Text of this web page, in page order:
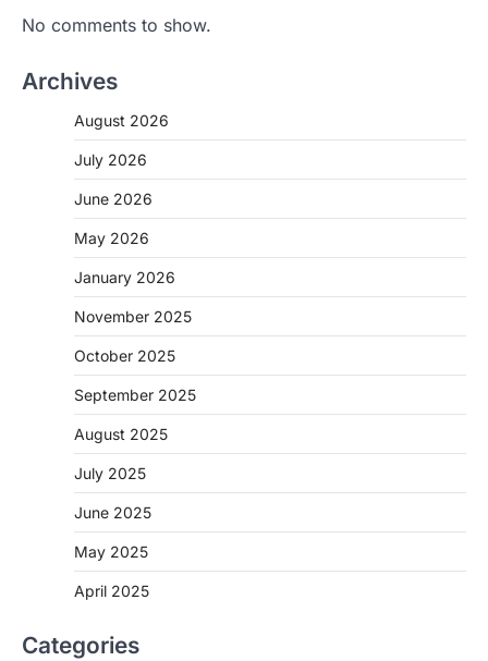
No comments to show.
Archives
August 2026
July 2026
June 2026
May 2026
January 2026
November 2025
October 2025
September 2025
August 2025
July 2025
June 2025
May 2025
April 2025
Categories
जाएगी एल्बेंडाजोल
रायपुर। राष्ट्रीय कृमि मुक्ति दिवस भारत सरकार द्वारा
CHHATTISGARH
CG : मुख्यमंत्री विष्णुदेव साय के नेतृत्व में
छत्तीसगढ़ को बड़ी उपलब्धि
More Khabar August 7, 2026
रायपुर। मुख्यमंत्री विष्णुदेव साय के नेतृत्व में स्वच्छ ऊर्जा,
CHHATTISGARH